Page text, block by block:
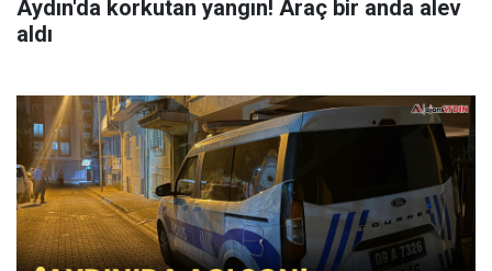
Aydın'da korkutan yangın! Araç bir anda alev
aldı